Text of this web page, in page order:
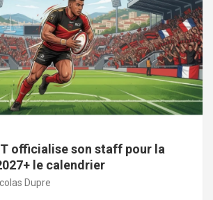
officialise son staff pour la
le calendrier
Dupre